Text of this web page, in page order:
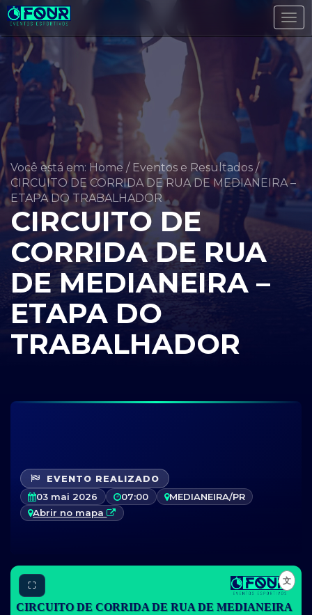
Você está em: Home / Eventos e Resultados /
CIRCUITO DE CORRIDA DE RUA DE MEDIANEIRA –
ETAPA DO TRABALHADOR
CIRCUITO DE
CORRIDA DE RUA
DE MEDIANEIRA –
ETAPA DO
TRABALHADOR
EVENTO REALIZADO
03 mai 2026 07:00
MEDIANEIRA/PR
Abrir no mapa
⛶